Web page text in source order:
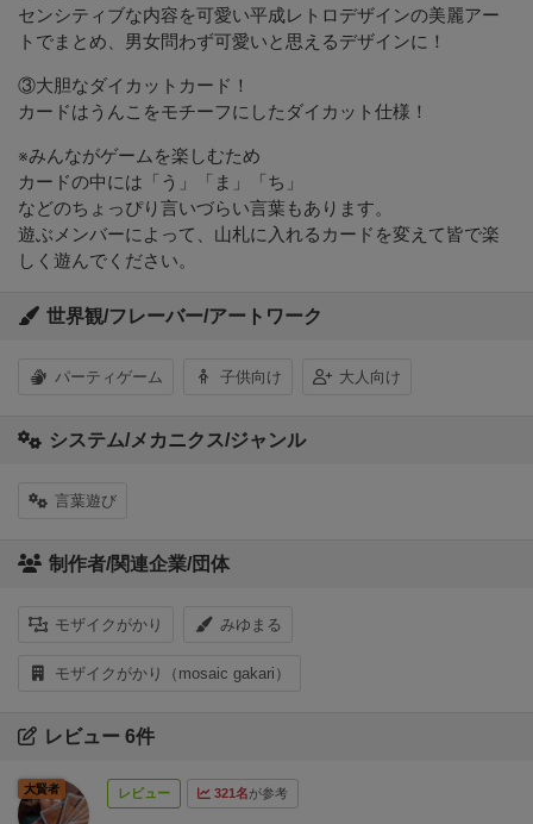
センシティブな内容を可愛い平成レトロデザインの美麗アー
トでまとめ、男女問わず可愛いと思えるデザインに！
③大胆なダイカットカード！
カードはうんこをモチーフにしたダイカット仕様！
※みんながゲームを楽しむため
カードの中には「う」「ま」「ち」
などのちょっぴり言いづらい言葉もあります。
遊ぶメンバーによって、山札に入れるカードを変えて皆で楽
しく遊んでください。
世界観/フレーバー/アートワーク
パーティゲーム 子供向け 大人向け
システム/メカニクス/ジャンル
言葉遊び
制作者/関連企業/団体
モザイクがかり みゆまる
モザイクがかり（mosaic gakari）
レビュー 6件
レビュー 321名が参考
大賢者